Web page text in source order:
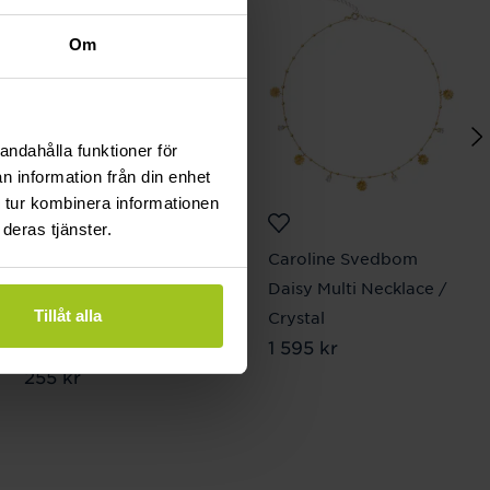
Om
funktioner för
information från din enhet
kombinera informationen
tjänster.
Tillåt alla
Ear Rings 14 mm
Pendant Flower
Rainbow
Pris:255 kr
255 kr
Caroline Svedbom
Daisy Multi Necklace /
Crystal
Pris:1 595 kr
1 595 kr